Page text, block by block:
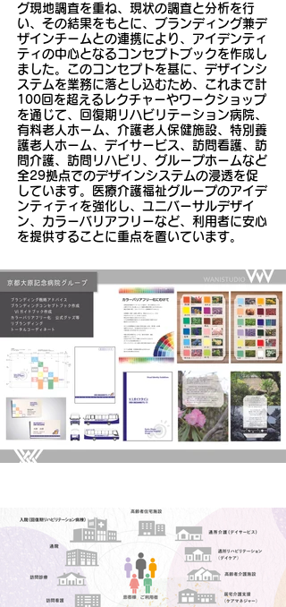
グ現地調査を重ね、現状の調査と分析を行
い、その結果をもとに、ブランディング兼デ
ザインチームとの連携により、アイデンティ
ティの中心となるコンセプトブックを作成し
ました。このコンセプトを基に、デザインシ
ステムを業務に落とし込むため、これまで計
100回を超えるレクチャーやワークショップ
を通じて、回復期リハビリテーション病院、
有料老人ホーム、介護老人保健施設、特別養
護老人ホーム、デイサービス、訪問看護、訪
問介護、訪問リハビリ、グループホームなど
全29拠点でのデザインシステムの浸透を促
しています。医療介護福祉グループのアイデ
ンティティを強化し、ユニバーサルデザイ
ン、カラーバリアフリーなど、利用者に安心
を提供することに重点を置いています。